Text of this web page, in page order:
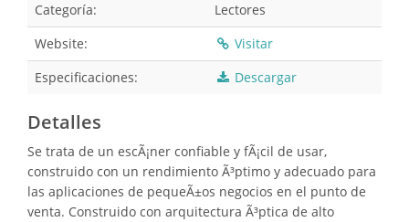
Categoría:
Lectores
Website:
Visitar
Especificaciones:
Descargar
Detalles
Se trata de un escÃ¡ner confiable y fÃ¡cil de usar,
construido con un rendimiento Ã³ptimo y adecuado para
las aplicaciones de pequeÃ±os negocios en el punto de
venta. Construido con arquitectura Ã³ptica de alto